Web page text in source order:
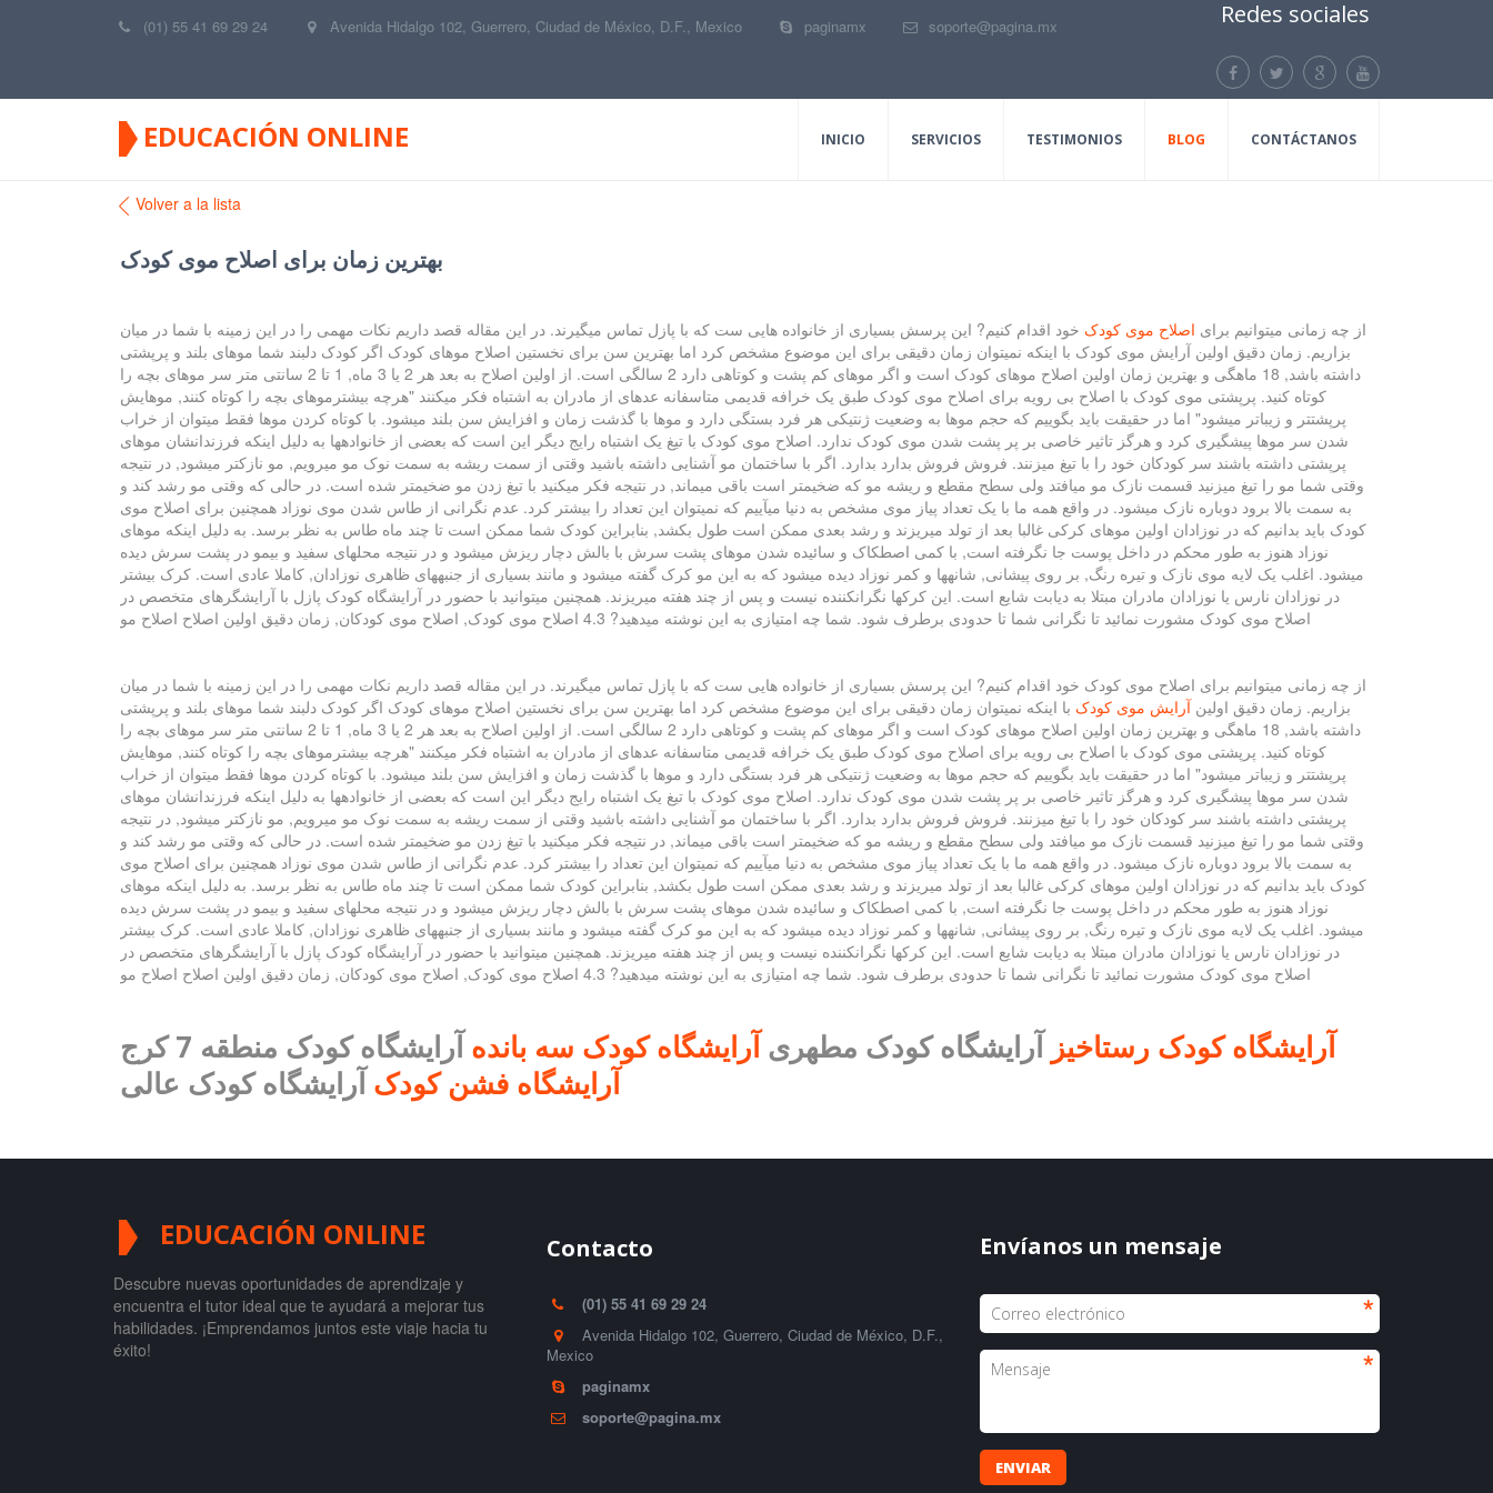
(01) 55 41 69 29 24 Avenida Hidalgo 102, Guerrero, Ciudad de México, D.F., Mexico paginamx soporte@pagina.mx Redes sociales
EDUCACIÓN ONLINE INICIO SERVICIOS TESTIMONIOS BLOG CONTÁCTANOS
Volver a la lista
از چه زمانی میتوانیم برای اصلاح موی کودک خود اقدام کنیم? این پرسش بسیاری از خانواده هایی ست که با پازل تماس میگیرند. در این مقاله قصد داریم نکات مهمی را در این زمینه با شما در میان
بزاریم. زمان دقیق اولین آرایش موی کودک با اینکه نمیتوان زمان دقیقی برای این موضوع مشخص کرد اما بهترین سن برای نخستین اصلاح موهای کودک اگر کودک دلبند شما موهای بلند و پرپشتی
داشته باشد, 18 ماهگی و بهترین زمان اولین اصلاح موهای کودک است و اگر موهای کم پشت و کوتاهی دارد 2 سالگی است. از اولین اصلاح به بعد هر 2 یا 3 ماه, 1 تا 2 سانتی متر سر موهای بچه را
کوتاه کنید. پرپشتی موی کودک با اصلاح بی رویه برای اصلاح موی کودک طبق یک خرافه قدیمی متاسفانه عدهای از مادران به اشتباه فکر میکنند "هرچه بیشترموهای بچه را کوتاه کنند, موهایش
پرپشتتر و زیباتر میشود" اما در حقیقت باید بگوییم که حجم موها به وضعیت ژنتیکی هر فرد بستگی دارد و موها با گذشت زمان و افزایش سن بلند میشود. با کوتاه کردن موها فقط میتوان از خراب
شدن سر موها پیشگیری کرد و هرگز تاثیر خاصی بر پر پشت شدن موی کودک ندارد. اصلاح موی کودک با تیغ یک اشتباه رایج دیگر این است که بعضی از خانوادهها به دلیل اینکه فرزندانشان موهای
پرپشتی داشته باشند سر کودکان خود را با تیغ میزنند. فروش فروش بدارد بدارد. اگر با ساختمان مو آشنایی داشته باشید وقتی از سمت ریشه به سمت نوک مو میرویم, مو نازکتر میشود, در نتیجه
وقتی شما مو را تیغ میزنید قسمت نازک مو میافتد ولی سطح مقطع و ریشه مو که ضخیمتر است باقی میماند, در نتیجه فکر میکنید با تیغ زدن مو ضخیمتر شده است. در حالی که وقتی مو رشد کند و
به سمت بالا برود دوباره نازک میشود. در واقع همه ما با یک تعداد پیاز موی مشخص به دنیا میآییم که نمیتوان این تعداد را بیشتر کرد. عدم نگرانی از طاس شدن موی نوزاد همچنین برای اصلاح موی
کودک باید بدانیم که در نوزادان اولین موهای کرکی غالبا بعد از تولد میریزند و رشد بعدی ممکن است طول بکشد, بنابراین کودک شما ممکن است تا چند ماه طاس به نظر برسد. به دلیل اینکه موهای
نوزاد هنوز به طور محکم در داخل پوست جا نگرفته است, با کمی اصطکاک و سائیده شدن موهای پشت سرش با بالش دچار ریزش میشود و در نتیجه محلهای سفید و بیمو در پشت سرش دیده
میشود. اغلب یک لایه موی نازک و تیره رنگ, بر روی پیشانی, شانهها و کمر نوزاد دیده میشود که به این مو کرک گفته میشود و مانند بسیاری از جنبههای ظاهری نوزادان, کاملا عادی است. کرک بیشتر
در نوزادان نارس یا نوزادان مادران مبتلا به دیابت شایع است. این کرکها نگرانکننده نیست و پس از چند هفته میریزند. همچنین میتوانید با حضور در آرایشگاه کودک پازل با آرایشگرهای متخصص در
اصلاح موی کودک مشورت نمائید تا نگرانی شما تا حدودی برطرف شود. شما چه امتیازی به این نوشته میدهید? 4.3 اصلاح موی کودک, اصلاح موی کودکان, زمان دقیق اولین اصلاح اصلاح مو
از چه زمانی میتوانیم برای اصلاح موی کودک خود اقدام کنیم? این پرسش بسیاری از خانواده هایی ست که با پازل تماس میگیرند. در این مقاله قصد داریم نکات مهمی را در این زمینه با شما در میان
بزاریم. زمان دقیق اولینآرایش موی کودک با اینکه نمیتوان زمان دقیقی برای این موضوع مشخص کرد اما بهترین سن برای نخستین اصلاح موهای کودک اگر کودک دلبند شما موهای بلند و پرپشتی
داشته باشد, 18 ماهگی و بهترین زمان اولین اصلاح موهای کودک است و اگر موهای کم پشت و کوتاهی دارد 2 سالگی است. از اولین اصلاح به بعد هر 2 یا 3 ماه, 1 تا 2 سانتی متر سر موهای بچه را
کوتاه کنید. پرپشتی موی کودک با اصلاح بی رویه برای اصلاح موی کودک طبق یک خرافه قدیمی متاسفانه عدهای از مادران به اشتباه فکر میکنند "هرچه بیشترموهای بچه را کوتاه کنند, موهایش
پرپشتتر و زیباتر میشود" اما در حقیقت باید بگوییم که حجم موها به وضعیت ژنتیکی هر فرد بستگی دارد و موها با گذشت زمان و افزایش سن بلند میشود. با کوتاه کردن موها فقط میتوان از خراب
شدن سر موها پیشگیری کرد و هرگز تاثیر خاصی بر پر پشت شدن موی کودک ندارد. اصلاح موی کودک با تیغ یک اشتباه رایج دیگر این است که بعضی از خانوادهها به دلیل اینکه فرزندانشان موهای
پرپشتی داشته باشند سر کودکان خود را با تیغ میزنند. فروش فروش بدارد بدارد. اگر با ساختمان مو آشنایی داشته باشید وقتی از سمت ریشه به سمت نوک مو میرویم, مو نازکتر میشود, در نتیجه
وقتی شما مو را تیغ میزنید قسمت نازک مو میافتد ولی سطح مقطع و ریشه مو که ضخیمتر است باقی میماند, در نتیجه فکر میکنید با تیغ زدن مو ضخیمتر شده است. در حالی که وقتی مو رشد کند و
به سمت بالا برود دوباره نازک میشود. در واقع همه ما با یک تعداد پیاز موی مشخص به دنیا میآییم که نمیتوان این تعداد را بیشتر کرد. عدم نگرانی از طاس شدن موی نوزاد همچنین برای اصلاح موی
کودک باید بدانیم که در نوزادان اولین موهای کرکی غالبا بعد از تولد میریزند و رشد بعدی ممکن است طول بکشد, بنابراین کودک شما ممکن است تا چند ماه طاس به نظر برسد. به دلیل اینکه موهای
نوزاد هنوز به طور محکم در داخل پوست جا نگرفته است, با کمی اصطکاک و سائیده شدن موهای پشت سرش با بالش دچار ریزش میشود و در نتیجه محلهای سفید و بیمو در پشت سرش دیده
میشود. اغلب یک لایه موی نازک و تیره رنگ, بر روی پیشانی, شانهها و کمر نوزاد دیده میشود که به این مو کرک گفته میشود و مانند بسیاری از جنبههای ظاهری نوزادان, کاملا عادی است. کرک بیشتر
در نوزادان نارس یا نوزادان مادران مبتلا به دیابت شایع است. این کرکها نگرانکننده نیست و پس از چند هفته میریزند. همچنین میتوانید با حضور در آرایشگاه کودک پازل با آرایشگرهای متخصص در
آرایشگاه کودک رستاخیز آرایشگاه کودک مطهریآرایشگاه کودک سه باندهآرایشگاه کودک منطقه 7 کرج
آرایشگاه فشن کودکآرایشگاه کودک عالی
EDUCACIÓN ONLINE
Descubre nuevas oportunidades de aprendizaje y
encuentra el tutor ideal que te ayudará a mejorar tus
habilidades. ¡Emprendamos juntos este viaje hacia tu
éxito!
Contacto
(01) 55 41 69 29 24
Avenida Hidalgo 102, Guerrero, Ciudad de México, D.F.,
Mexico
paginamx
soporte@pagina.mx
Envíanos un mensaje
ENVIAR